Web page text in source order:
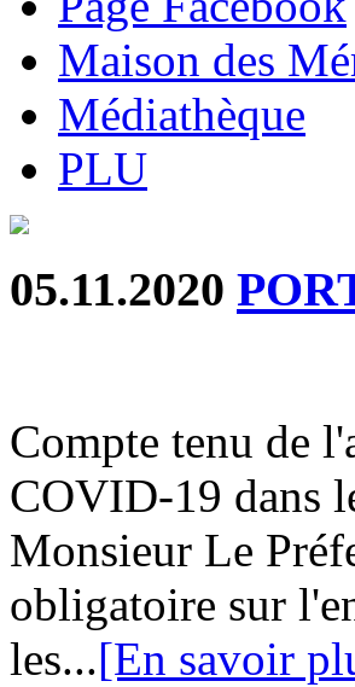
Maison des
Médiathèque
PLU
05.11.2020
Compte tenu de
COVID-19 dans
Monsieur Le
obligatoire sur
les...[En savoir